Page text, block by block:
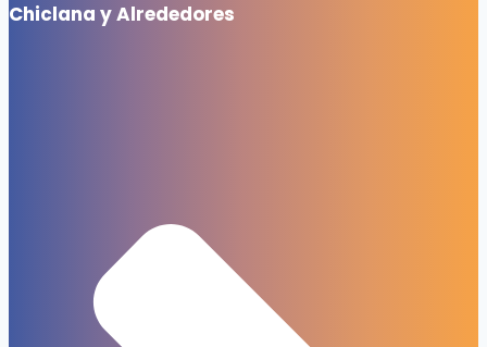
Chiclana y Alrededores